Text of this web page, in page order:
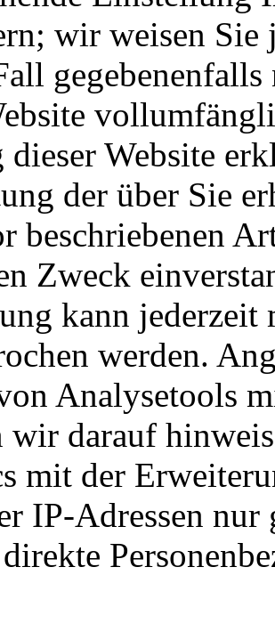
wir weisen Sie
dieser Website
der über Sie
beschriebenen
Zweck
kann
werden.
Analysetools
wir darauf
mit der
IP-Adressen